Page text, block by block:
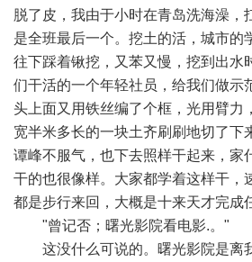
脱了皮，我由于小时在青岛洗海澡，
是全班最后一个。挖土的活，城市的
往下踩着锹挖，又苯又慢，挖到出水
们干活的一个年轻社员，给我们做示
头上面又用铁丝编了个框，光用臂力
宽半米多长的一块土齐刷刷地切了下
谭峰不服气，也下去照样干起来，家
干的也很像样。大家都学着这样干，
都是步行来回，大概是十来天才完成
"曾记否；曙光影院看电影.。"
这没什么可说的。曙光影院是离我